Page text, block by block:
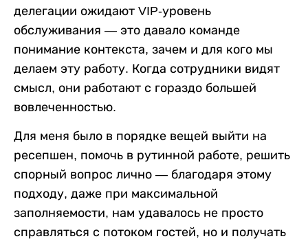
делегации ожидают VIP-уровень
обслуживания — это давало команде
понимание контекста, зачем и для кого мы
делаем эту работу. Когда сотрудники видят
смысл, они работают с гораздо большей
вовлеченностью.
Для меня было в порядке вещей выйти на
ресепшен, помочь в рутинной работе, решить
спорный вопрос лично — благодаря этому
подходу, даже при максимальной
заполняемости, нам удавалось не просто
справляться с потоком гостей, но и получать